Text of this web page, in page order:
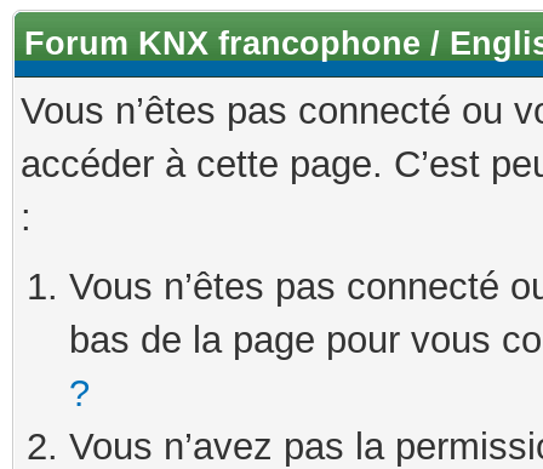
Forum KNX francophone /
Vous n’êtes pas connecté ou
accéder à cette page. C’est
:
Vous n’êtes pas connecté
bas de la page pour vous
?
Vous n’avez pas la